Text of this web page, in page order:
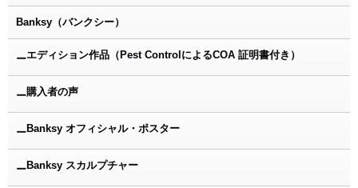
Banksy（バンクシー）
ーエディション作品（Pest ControlによるCOA 証明書付き）
ー購入者の声
ーBanksy オフィシャル・ポスター
ーBanksy スカルプチャー